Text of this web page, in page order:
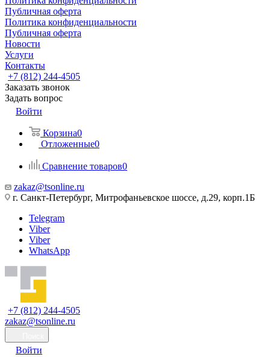
Публичная оферта
Политика конфиденциальности
Публичная оферта
Новости
Услуги
Контакты
+7 (812) 244-4505
Заказать звонок
Задать вопрос
Войти
Корзина0
Отложенные0
Сравнение товаров0
zakaz@tsonline.ru
г. Санкт-Петербург, Митрофаньевское шоссе, д.29, корп.1Б
Telegram
Viber
Viber
WhatsApp
+7 (812) 244-4505
zakaz@tsonline.ru
Войти